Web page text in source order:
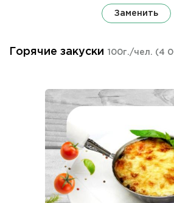
Заменить
Горячие закуски 100г./чел. (4